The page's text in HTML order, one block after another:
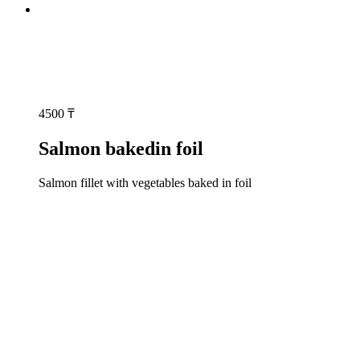
4500 ₸
Salmon bakedin foil
Salmon fillet with vegetables baked in foil